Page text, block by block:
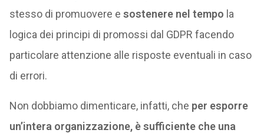
stesso di promuovere e sostenere nel tempo la
logica dei principi di promossi dal GDPR facendo
particolare attenzione alle risposte eventuali in caso
di errori.
Non dobbiamo dimenticare, infatti, che per esporre
un’intera organizzazione, è sufficiente che una